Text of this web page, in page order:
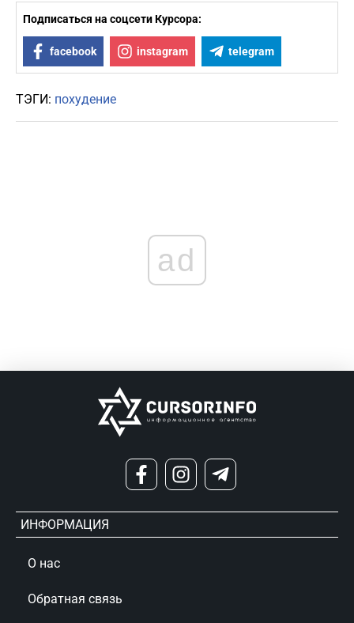
Подписаться на соцсети Курсора:
facebook instagram telegram
ТЭГИ: похудение
ad
ИНФОРМАЦИЯ
О нас
Обратная связь